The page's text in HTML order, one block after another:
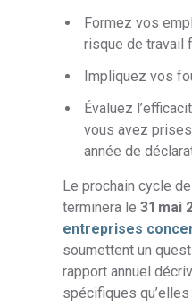
Formez vos
risque de travail
Impliquez vos
Évaluez
vous avez
année de
Le prochain cycle
terminera le31 mai
entreprises
soumettent un
rapport annuel
spécifiques